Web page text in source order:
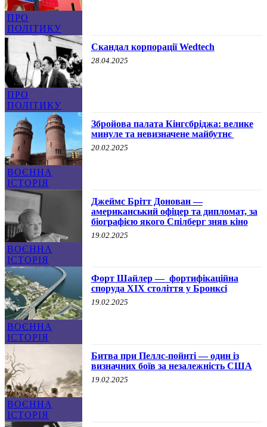
ПРО
ПОЛІТИКУ
ПРО
ПОЛІТИКУ
Скандал корпорації Wedtech
28.04.2025
ВОЄННА
ІСТОРІЯ
Збройова палата Кінгсбріджа: велике
минуле та невизначене майбутнє
20.02.2025
ВОЄННА
ІСТОРІЯ
Джеймс Брітт Донован —
американський офіцер та дипломат, за
біографією якого Спілберг зняв кіно
19.02.2025
ВОЄННА
ІСТОРІЯ
Форт Шайлер — фортифікаційна
споруда XIX століття у Бронксі
19.02.2025
ВОЄННА
ІСТОРІЯ
Битва при Пеллс-пойнті — один із
визначних боїв за незалежність США
19.02.2025